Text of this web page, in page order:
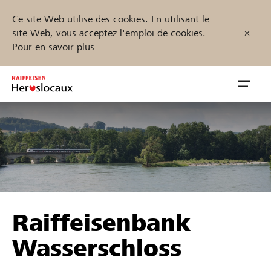
Ce site Web utilise des cookies. En utilisant le
site Web, vous acceptez l'emploi de cookies.
Pour en savoir plus
Inhalt
springen
öffnen
Parrainer
Soutien & assistance
Trouvez des projets et des organisations
Démarrez maintenant
Raiffeisenbank
Wasserschloss